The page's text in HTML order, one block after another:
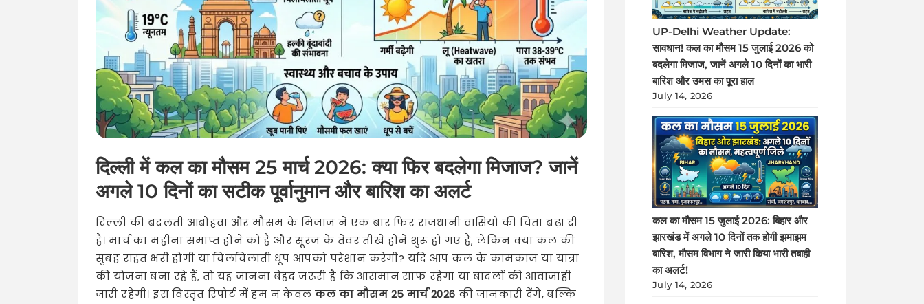
दिल्ली में कल का मौसम 25 मार्च 2026: क्या फिर बदलेगा मिजाज? जानें
अगले 10 दिनों का सटीक पूर्वानुमान और बारिश का अलर्ट
दिल्ली की बदलती आबोहवा और मौसम के मिजाज ने एक बार फिर राजधानी वासियों की चिंता बढ़ा दी
है। मार्च का महीना समाप्त होने को है और सूरज के तेवर तीखे होने शुरू हो गए हैं, लेकिन क्या कल की
सुबह राहत भरी होगी या चिलचिलाती धूप आपको परेशान करेगी? यदि आप कल के कामकाज या यात्रा
की योजना बना रहे हैं, तो यह जानना बेहद जरूरी है कि आसमान साफ रहेगा या बादलों की आवाजाही
जारी रहेगी। इस विस्तृत रिपोर्ट में हम न केवल कल का मौसम 25 मार्च 2026 की जानकारी देंगे, बल्कि
UP-Delhi Weather Update:
सावधान! कल का मौसम 15 जुलाई 2026 को
बदलेगा मिजाज, जानें अगले 10 दिनों का भारी
बारिश और उमस का पूरा हाल
July 14, 2026
कल का मौसम 15 जुलाई 2026: बिहार और
झारखंड में अगले 10 दिनों तक होगी झमाझम
बारिश, मौसम विभाग ने जारी किया भारी तबाही
का अलर्ट!
July 14, 2026